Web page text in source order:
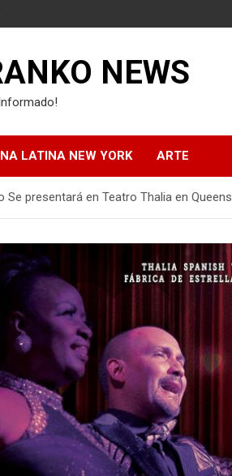
NEWS
LATINA NEW YORK ARTE
Se presentará en Teatro Thalia en Queens